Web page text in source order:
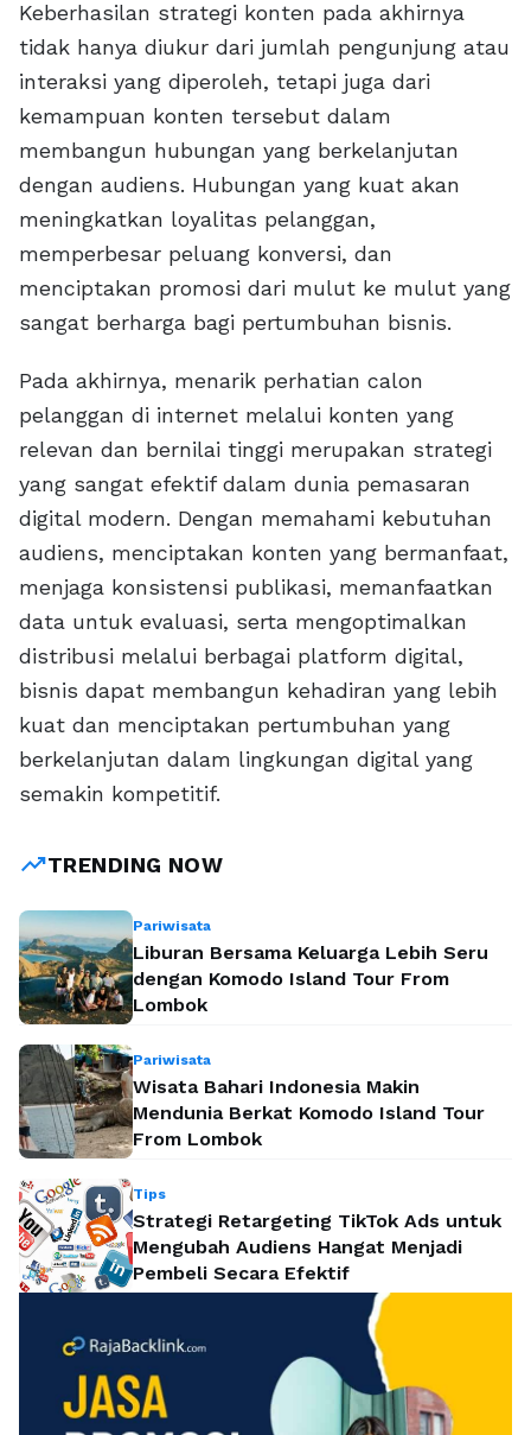
Keberhasilan strategi konten pada akhirnya
tidak hanya diukur dari jumlah pengunjung atau
interaksi yang diperoleh, tetapi juga dari
kemampuan konten tersebut dalam
membangun hubungan yang berkelanjutan
dengan audiens. Hubungan yang kuat akan
meningkatkan loyalitas pelanggan,
memperbesar peluang konversi, dan
menciptakan promosi dari mulut ke mulut yang
sangat berharga bagi pertumbuhan bisnis.
Pada akhirnya, menarik perhatian calon
pelanggan di internet melalui konten yang
relevan dan bernilai tinggi merupakan strategi
yang sangat efektif dalam dunia pemasaran
digital modern. Dengan memahami kebutuhan
audiens, menciptakan konten yang bermanfaat,
menjaga konsistensi publikasi, memanfaatkan
data untuk evaluasi, serta mengoptimalkan
distribusi melalui berbagai platform digital,
bisnis dapat membangun kehadiran yang lebih
kuat dan menciptakan pertumbuhan yang
berkelanjutan dalam lingkungan digital yang
semakin kompetitif.
trending_upTRENDING NOW
Pariwisata
Liburan Bersama Keluarga Lebih Seru
dengan Komodo Island Tour From
Lombok
Pariwisata
Wisata Bahari Indonesia Makin
Mendunia Berkat Komodo Island Tour
From Lombok
Tips
Strategi Retargeting TikTok Ads untuk
Mengubah Audiens Hangat Menjadi
Pembeli Secara Efektif